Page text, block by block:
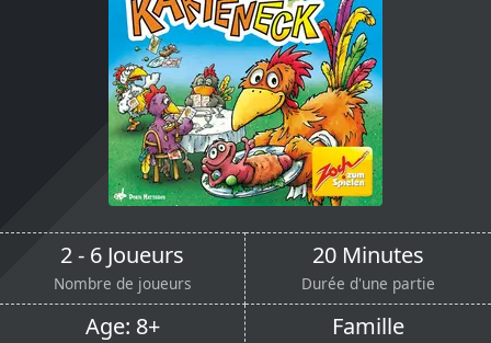
2 - 6 Joueurs
Nombre de joueurs
20 Minutes
Durée d'une partie
Age: 8+ Famille